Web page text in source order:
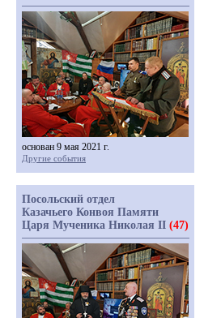
основан 9 мая 2021 г.
Другие события
Посольский отдел
Казачьего Конвоя Памяти
Царя Мученика Николая II (47)